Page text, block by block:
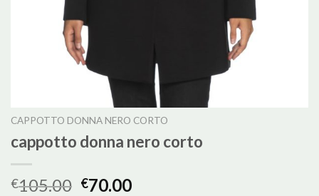
CAPPOTTO DONNA NERO CORTO
cappotto donna nero corto
€105.00 €70.00